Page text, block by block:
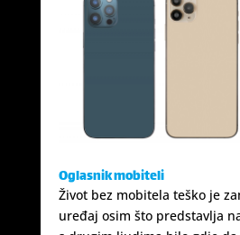
Oglasnik mobiteli
Život bez mobitela teško je
uređaj osim što predstavlja